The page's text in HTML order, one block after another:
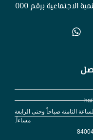
الاجتماعية برقم 000
- من الساعة الثامنة صباحاً وحتى الرابعة
مساءاً.